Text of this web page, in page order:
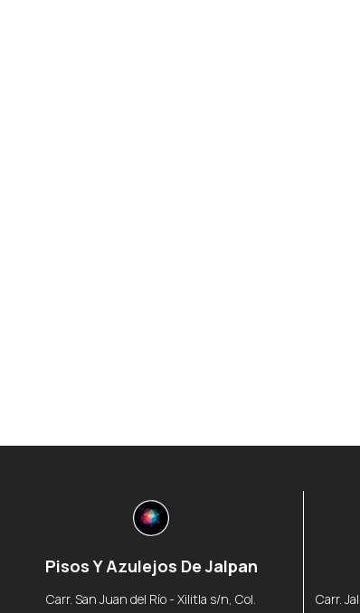
Pisos Y Azulejos De Jalpan
Carr. San Juan del Río - Xilitla s/n, Col.
Carr.